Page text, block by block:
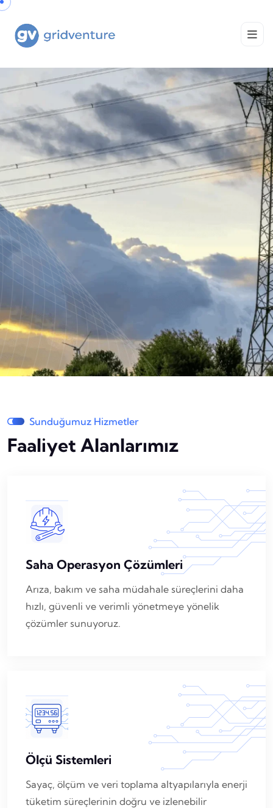
Sunduğumuz Hizmetler
Faaliyet Alanlarımız
Saha Operasyon Çözümleri
Arıza, bakım ve saha müdahale süreçlerini daha
hızlı, güvenli ve verimli yönetmeye yönelik
çözümler sunuyoruz.
Ölçü Sistemleri
Sayaç, ölçüm ve veri toplama altyapılarıyla enerji
tüketim süreçlerinin doğru ve izlenebilir